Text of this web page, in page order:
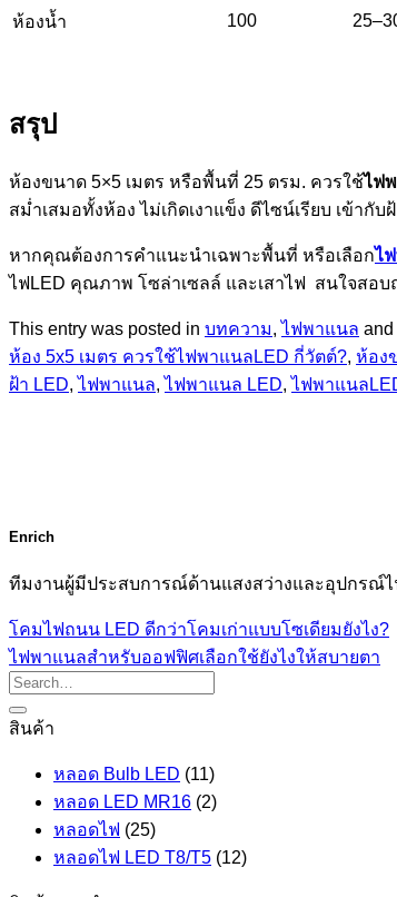
ห้องน้ำ 100
สรุป
ห้องขนาด 5×5 เมตร หรือพื้นที่ 25 ตรม. ควรใช้ไฟ
สม่ำเสมอทั้งห้อง ไม่เกิดเงาแข็ง ดีไซน์เรียบ เข้า
หากคุณต้องการคำแนะนำเฉพาะพื้นที่ หรือเลือกไ
ไฟLED คุณภาพ โซล่าเซลล์ และเสาไฟ สนใจสอบ
This entry was posted in บทความ,ไฟพาแนล and
ห้อง 5x5 เมตร ควรใช้ไฟพาแนลLED กี่วัตต์?, ห้อง
ฝ้า LED,ไฟพาแนล,ไฟพาแนล LED,ไฟพาแนล
Enrich
ทีมงานผู้มีประสบการณ์ด้านแสงสว่างและอุปกรณ์
โคมไฟถนน LED ดีกว่าโคมเก่าแบบโซเดียมยังไง?
ไฟพาแนลสำหรับออฟฟิศเลือกใช้ยังไงให้สบายตา
สินค้า
หลอด Bulb LED (11)
หลอด LED MR16 (2)
หลอดไฟ (25)
หลอดไฟ LED T8/T5 (12)